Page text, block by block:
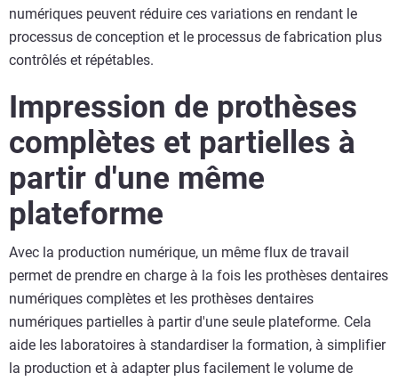
numériques peuvent réduire ces variations en rendant le
processus de conception et le processus de fabrication plus
contrôlés et répétables.
Impression de prothèses
complètes et partielles à
partir d'une même
plateforme
Avec la production numérique, un même flux de travail
permet de prendre en charge à la fois les prothèses dentaires
numériques complètes et les prothèses dentaires
numériques partielles à partir d'une seule plateforme. Cela
aide les laboratoires à standardiser la formation, à simplifier
la production et à adapter plus facilement le volume de